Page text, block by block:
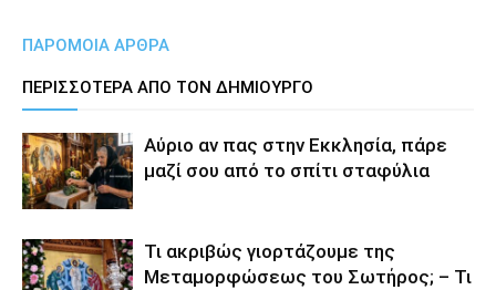
ΠΑΡΟΜΟΙΑ ΑΡΘΡΑ
ΠΕΡΙΣΣΟΤΕΡΑ ΑΠΟ ΤΟΝ ΔΗΜΙΟΥΡΓΟ
Αύριο αν πας στην Εκκλησία, πάρε
μαζί σου από το σπίτι σταφύλια
Τι ακριβώς γιορτάζουμε της
Μεταμορφώσεως του Σωτήρος; – Τι